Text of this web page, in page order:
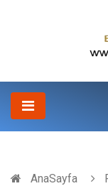
AnaSayfa